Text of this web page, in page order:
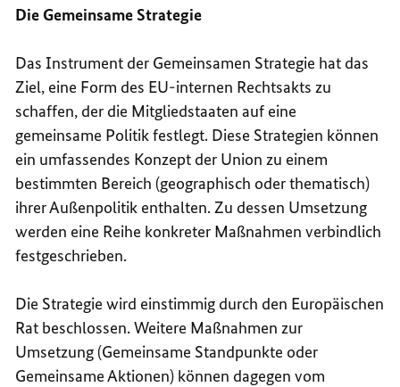
Die Gemeinsame Strategie
Das Instrument der Gemeinsamen Strategie hat das
Ziel, eine Form des EU-internen Rechtsakts zu
schaffen, der die Mitgliedstaaten auf eine
gemeinsame Politik festlegt. Diese Strategien können
ein umfassendes Konzept der Union zu einem
bestimmten Bereich (geographisch oder thematisch)
ihrer Außenpolitik enthalten. Zu dessen Umsetzung
werden eine Reihe konkreter Maßnahmen verbindlich
festgeschrieben.
Die Strategie wird einstimmig durch den Europäischen
Rat beschlossen. Weitere Maßnahmen zur
Umsetzung (Gemeinsame Standpunkte oder
Gemeinsame Aktionen) können dagegen vom